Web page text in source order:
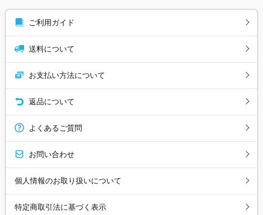
ご利用ガイド
送料について
お支払い方法について
返品について
よくあるご質問
お問い合わせ
個人情報のお取り扱いについて
特定商取引法に基づく表示